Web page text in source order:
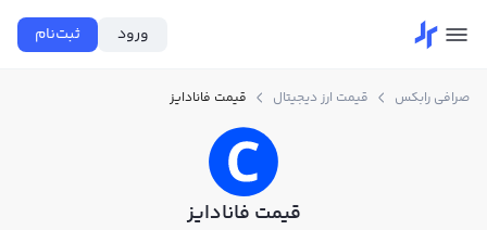
ورود ثبت‌نام
صرافی رابکس قیمت ارز دیجیتال قیمت فانادایز
قیمت فانادایز